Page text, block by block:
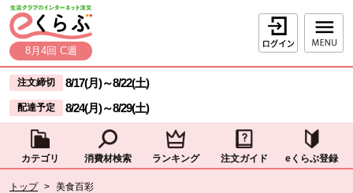
ページの先頭です。
本文へジャンプする。
8月4回 C週
ログイン
ここからサイト内共通メニューです。
サイト内共通メニューをスキップする
注文締切 8/17(月)～8/22(土)
配達予定 8/24(月)～8/29(土)
カテゴリ 消費材検索 ランキング 注文ガイド eくらぶ登録
トップ > 美食百彩